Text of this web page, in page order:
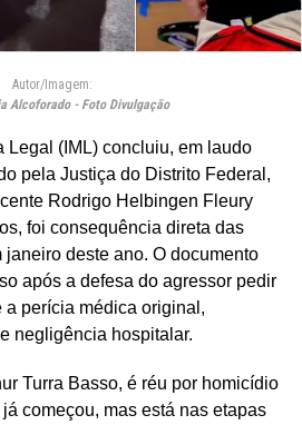
Autor/Imagem:
Alcoforado - Foto Divulgação
Legal (IML) concluiu, em laudo
pela Justiça do Distrito Federal,
Rodrigo Helbingen Fleury
foi consequência direta das
deste ano. O documento
após a defesa do agressor pedir
perícia médica original,
negligência hospitalar.
Turra Basso, é réu por homicídio
começou, mas está nas etapas